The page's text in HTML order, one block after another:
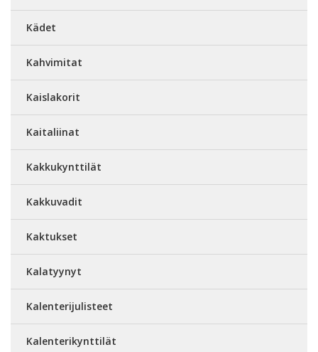
Kädet
Kahvimitat
Kaislakorit
Kaitaliinat
Kakkukynttilät
Kakkuvadit
Kaktukset
Kalatyynyt
Kalenterijulisteet
Kalenterikynttilät